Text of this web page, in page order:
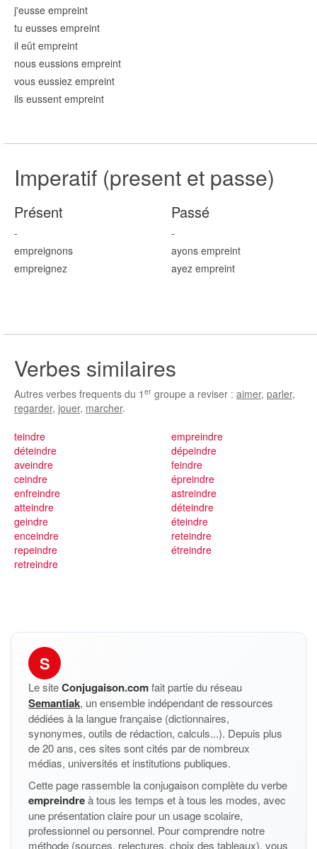
j'eusse empreint
tu eusses empreint
il eût empreint
nous eussions empreint
vous eussiez empreint
ils eussent empreint
Imperatif (present et passe)
Présent
-
empreignons
empreignez
Passé
-
ayons empreint
ayez empreint
Verbes similaires
Autres verbes frequents du 1 er groupe a reviser : aimer, parler,
regarder, jouer, marcher.
teindre
déteindre
aveindre
ceindre
enfreindre
empreindre
dépeindre
feindre
épreindre
astreindre
atteindre
geindre
enceindre
repeindre
retreindre
déteindre
éteindre
reteindre
étreindre
S
Le siteConjugaison.comfait partie du réseau
Semantiak, un ensemble indépendant de ressources
dédiées à la langue française (dictionnaires,
synonymes, outils de rédaction, calculs...). Depuis plus
de 20 ans, ces sites sont cités par de nombreux
médias, universités et institutions publiques.
Cette page rassemble la conjugaison complète du verbe
empreindreà tous les temps et à tous les modes, avec
une présentation claire pour un usage scolaire,
professionnel ou personnel. Pour comprendre notre
méthode (sources, relectures, choix des tableaux), vous